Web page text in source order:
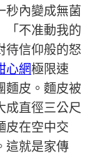
秒內變成無菌
「不准動我的
待信仰般的怒
心網極限速
麵皮。麵皮被
成直徑三公尺
皮在空中交
這就是家傳